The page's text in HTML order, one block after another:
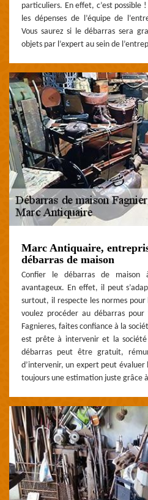
particuliers. En effet, c’est possible
les dépenses de l’équipe de
Vous saurez si le débarras sera
objets par l’expert au sein de
Marc Antiquaire,
débarras de maison
Confier le débarras de maison
avantageux. En effet, il peut
surtout, il respecte les normes pour
voulez procéder au débarras
Fagnieres, faites confiance à la
est prête à intervenir et la
débarras peut être gratuit,
d’intervenir, un expert peut
toujours une estimation juste grâce